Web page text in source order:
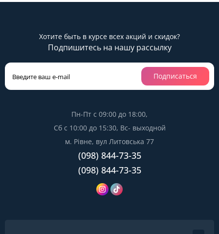
Хотите быть в курсе всех акций и скидок?
Подпишитесь на нашу рассылку
Подписаться
Пн-Пт с 09:00 до 18:00,
Сб с 10:00 до 15:30, Вс- выходной
м. Рівне, вул Литовська 77
(098) 844-73-35
(098) 844-73-35